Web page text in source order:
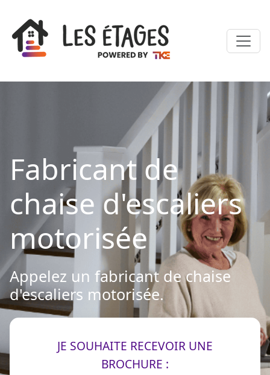
Fabricant de
chaise d'escaliers
motorisée
Appelez un fabricant de chaise
d'escaliers motorisée.
JE SOUHAITE RECEVOIR UNE
BROCHURE :